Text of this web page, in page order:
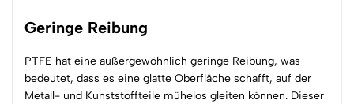
Geringe Reibung
PTFE hat eine außergewöhnlich geringe Reibung, was
bedeutet, dass es eine glatte Oberfläche schafft, auf der
Metall- und Kunststoffteile mühelos gleiten können. Dieser